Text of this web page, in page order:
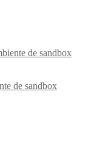
de sandbox
de sandbox